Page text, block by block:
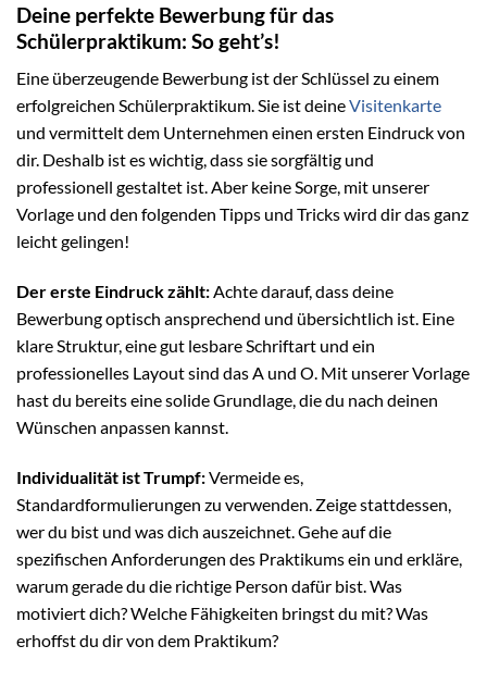
Deine perfekte Bewerbung für das
Schülerpraktikum: So geht’s!
Eine überzeugende Bewerbung ist der Schlüssel zu einem
erfolgreichen Schülerpraktikum. Sie ist deineVisitenkarte
und vermittelt dem Unternehmen einen ersten Eindruck von
dir. Deshalb ist es wichtig, dass sie sorgfältig und
professionell gestaltet ist. Aber keine Sorge, mit unserer
Vorlage und den folgenden Tipps und Tricks wird dir das ganz
leicht gelingen!
Der erste Eindruck zählt:Achte darauf, dass deine
Bewerbung optisch ansprechend und übersichtlich ist. Eine
klare Struktur, eine gut lesbare Schriftart und ein
professionelles Layout sind das A und O. Mit unserer Vorlage
hast du bereits eine solide Grundlage, die du nach deinen
Wünschen anpassen kannst.
Individualität ist Trumpf:Vermeide es,
Standardformulierungen zu verwenden. Zeige stattdessen,
wer du bist und was dich auszeichnet. Gehe auf die
spezifischen Anforderungen des Praktikums ein und erkläre,
warum gerade du die richtige Person dafür bist. Was
motiviert dich? Welche Fähigkeiten bringst du mit? Was
erhoffst du dir von dem Praktikum?